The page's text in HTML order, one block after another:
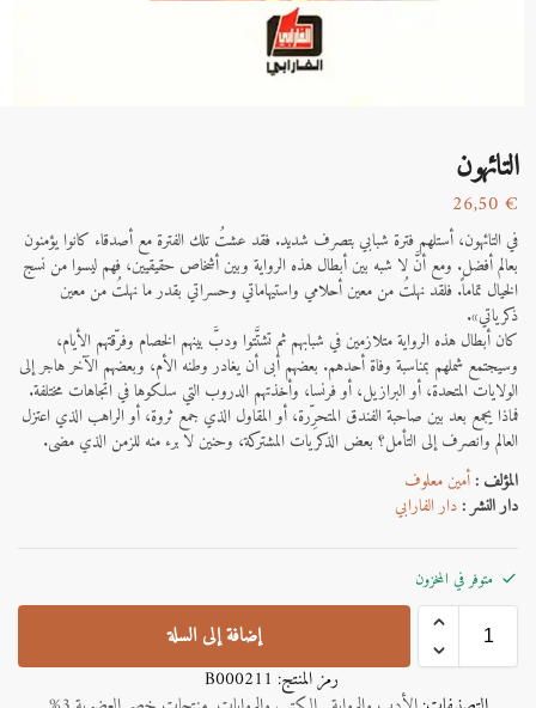
التائهون
26,50 €
في التائهون، أستلهم فترة شبابي بتصرف شديد. فقد عشتُ تلك الفترة مع أصدقاء كانوا يؤمنون
بعالم أفضل. ومع أنَّ لا شبه بين أبطال هذه الرواية وبين أشخاص حقيقيين، فهم ليسوا من نسج
الخيال تماماً. فلقد نهلتُ من معين أحلامي واستيهاماتي وحسراتي بقدر ما نهلتُ من معين
ذكرياتي».
كان أبطال هذه الرواية متلازمين في شبابهم ثم تشتَّتوا ودبَّ بينهم الخصام وفرّقتهم الأيام،
وسيجتمع شملهم بمناسبة وفاة أحدهم. بعضهم أبى أن يغادر وطنه الأم، وبعضهم الآخر هاجر إلى
الولايات المتحدة، أو البرازيل، أو فرنسا، وأخذتهم الدروب التي سلكوها في اتجاهات مختلفة.
فماذا يجمع بعد بين صاحبة الفندق المتحرِّرة، أو المقاول الذي جمع ثروة، أو الراهب الذي اعتزل
العالم وانصرف إلى التأمل؟ بعض الذكريات المشتركة، وحنين لا برء منه للزمن الذي مضى.
المؤلف :أمين معلوف
دار النشر :دار الفارابي
متوفر في المخزون
إضافة إلى السلة
رمز المنتج: B000211